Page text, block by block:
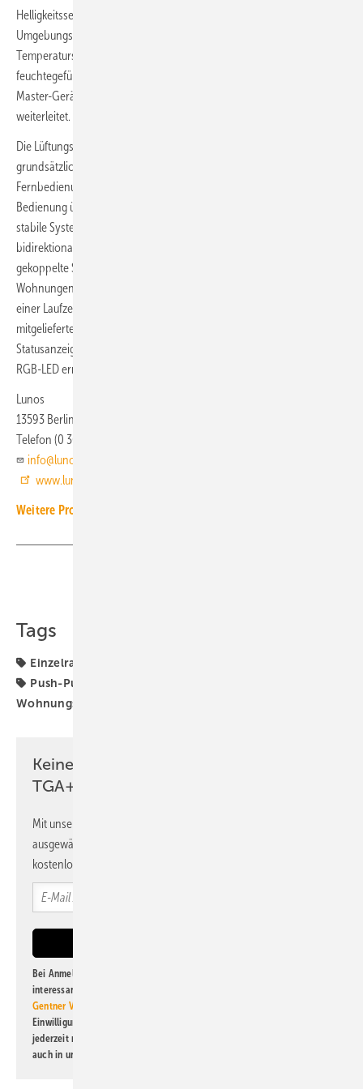
Helligkeitssensor passt die LED-Helligkeit dynamisch an die
Umgebungsbedingungen an. Auf integrierte Feuchte- und
Temperatursensorik wurde bewusst verzichtet. Stattdessen erfolgt der
feuchtegeführte Betrieb über die Sensorwerte eines gekoppelten
Master-Geräts, das Schaltbefehle an die verbundenen Slave-Geräte
weiterleitet.
Die Lüftungssysteme aus Master- und Slave-Geräten arbeiten
grundsätzlich autark und zuverlässig weiter – unabhängig von der
Fernbedienung. Neue Befehle werden ausschließlich bei aktiver
Bedienung übertragen. Dies sorgt für eine hohe Ausfallsicherheit und
stabile Systemperformance. Die Funkkommunikation erfolgt
bidirektional und verschlüsselt. Das gewährleistet, dass sich
gekoppelte Systeme oder Lüftungsanlagen in benachbarten
Wohnungen nicht gegenseitig beeinflussen. Der integrierte Akku mit
einer Laufzeit von bis zu vier Monaten wird über USB-C oder die
mitgelieferte Wandhalterung mit 5-V-Netzteil geladen. Zur
Statusanzeige hat die Fernbedienung 15 integrierte LEDs. Eine weitere
RGB-LED ermöglicht die Darstellung weiterer Systeminformationen.
Lunos
13593 Berlin
Telefon (0 30) 3 62 00 10
info@lunos.de
www.lunos.de
Weitere Produkt-Meldungen zum Thema Wohnungslüftung
Tags
Einzelraumlüfter
Push-Pull-Lüfter
Wohnungslüftung
Keine Zeit? Kein Problem mit dem
TGA+E Newsletter!
Mit unserem Newsletter erhalten Sie regelmäßig von uns
ausgewählte Informationen und Neuigkeiten, gebündelt und
kostenlos direkt ins Postfach.
Bei Anmeldung zu diesem Newsletter bin ich damit einverstanden, über
interessante Verlags- und Online-Angebote
Gentner Verlag GmbH & Co. KG
Einwilligung kann ich jederzeit widerrufen und eine Abmeldung ist
jederzeit möglich. Informationen zum Umgang mit Daten finden Sie
auch in unserer